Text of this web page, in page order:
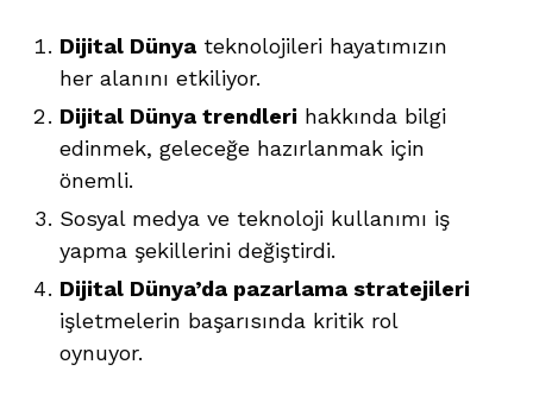
Dijital Dünya teknolojileri hayatımızın
her alanını etkiliyor.
Dijital Dünya trendleri hakkında bilgi
edinmek, geleceğe hazırlanmak için
önemli.
Sosyal medya ve teknoloji kullanımı iş
yapma şekillerini değiştirdi.
Dijital Dünya’da pazarlama stratejileri
işletmelerin başarısında kritik rol
oynuyor.